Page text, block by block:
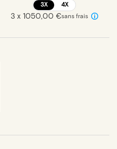
3X 4X
3 x 1050,00 €sans frais